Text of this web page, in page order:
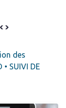
des
SUIVI DE